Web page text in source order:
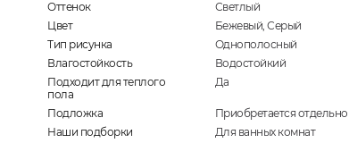
Оттенок
Светлый
Цвет
Бежевый, Серый
Тип рисунка
Однополосный
Влагостойкость
Водостойкий
Подходит для теплого
пола
Да
Подложка
Приобретается отдельно
Наши подборки
Для ванных комнат